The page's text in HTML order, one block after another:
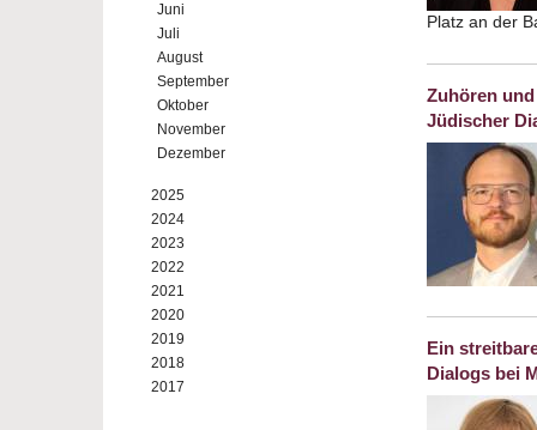
Juni
Juli
August
September
Oktober
November
Dezember
2025
2024
2023
2022
2021
2020
2019
2018
2017
Platz an der
Zuhören
Jüdischer
Ein
Dialogs bei